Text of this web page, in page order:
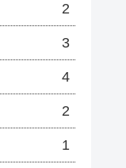
2
3
4
2
1